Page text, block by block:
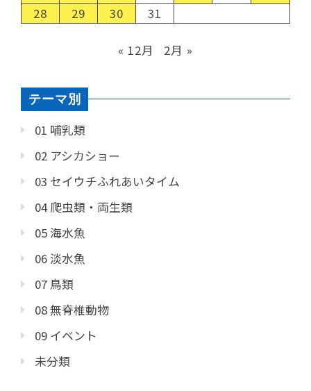
28
29 30 31
« 12月 2月 »
テーマ別
01 哺乳類
02 アシカショー
03 セイウチふれあいタイム
04 爬虫類・両生類
05 海水魚
06 淡水魚
07 鳥類
08 無脊椎動物
09 イベント
未分類